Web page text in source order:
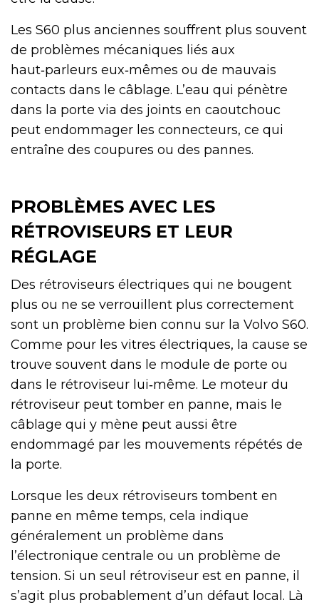
Les S60 plus anciennes souffrent plus souvent
de problèmes mécaniques liés aux
haut‑parleurs eux‑mêmes ou de mauvais
contacts dans le câblage. L’eau qui pénètre
dans la porte via des joints en caoutchouc
peut endommager les connecteurs, ce qui
entraîne des coupures ou des pannes.
PROBLÈMES AVEC LES
RÉTROVISEURS ET LEUR
RÉGLAGE
Des rétroviseurs électriques qui ne bougent
plus ou ne se verrouillent plus correctement
sont un problème bien connu sur la Volvo S60.
Comme pour les vitres électriques, la cause se
trouve souvent dans le module de porte ou
dans le rétroviseur lui‑même. Le moteur du
rétroviseur peut tomber en panne, mais le
câblage qui y mène peut aussi être
endommagé par les mouvements répétés de
la porte.
Lorsque les deux rétroviseurs tombent en
panne en même temps, cela indique
généralement un problème dans
l’électronique centrale ou un problème de
tension. Si un seul rétroviseur est en panne, il
s’agit plus probablement d’un défaut local. Là